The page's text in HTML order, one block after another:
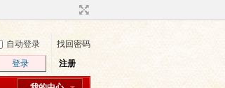
自动登录
找回密码
登录 注册